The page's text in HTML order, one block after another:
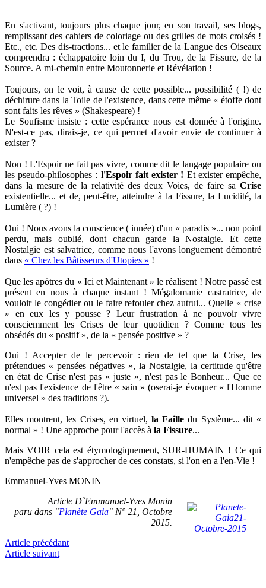
En s'activant, toujours plus chaque jour, en son travail, ses blogs,
remplissant des cahiers de coloriage ou des grilles de mots croisés !
Etc., etc. Des dis-tractions... et le familier de la Langue des Oiseaux
comprendra : échappatoire loin du I, du Trou, de la Fissure, de la
Source. A mi-chemin entre Moutonnerie et Révélation !
Toujours, on le voit, à cause de cette possible... possibilité ( !) de
déchirure dans la Toile de l'existence, dans cette même « étoffe dont
sont faits les rêves » (Shakespeare) !
Le Soufisme insiste : cette espérance nous est donnée à l'origine.
N'est-ce pas, dirais-je, ce qui permet d'avoir envie de continuer à
exister ?
Non ! L'Espoir ne fait pas vivre, comme dit le langage populaire ou
les pseudo-philosophes : l'Espoir fait exister ! Et exister empêche,
dans la mesure de la relativité des deux Voies, de faire sa Crise
existentielle... et de, peut-être, atteindre à la Fissure, la Lucidité, la
Lumière ( ?) !
Oui ! Nous avons la conscience ( innée) d'un « paradis »... non point
perdu, mais oublié, dont chacun garde la Nostalgie. Et cette
Nostalgie est salvatrice, comme nous l'avons longuement démontré
dans « Chez les Bâtisseurs d'Utopies » !
Que les apôtres du « Ici et Maintenant » le réalisent ! Notre passé est
présent en nous à chaque instant ! Mégalomanie castratrice, de
vouloir le congédier ou le faire refouler chez autrui... Quelle « crise
» en eux les y pousse ? Leur frustration à ne pouvoir vivre
consciemment les Crises de leur quotidien ? Comme tous les
obsédés du « positif », de la « pensée positive » ?
Oui ! Accepter de le percevoir : rien de tel que la Crise, les
prétendues « pensées négatives », la Nostalgie, la certitude qu'être
en état de Crise n'est pas « juste », n'est pas le Bonheur... Que ce
n'est pas l'existence de l'être « sain » (oserai-je évoquer « l'Homme
universel » des traditions ?).
Elles montrent, les Crises, en virtuel,la Faille du Système... dit «
normal » ! Une approche pour l'accès à la Fissure...
Mais VOIR cela est étymologiquement, SUR-HUMAIN ! Ce qui
n'empêche pas de s'approcher de ces constats, si l'on en a l'en-Vie !
Emmanuel-Yves MONIN
Article D`Emmanuel-Yves Monin
paru dans "Planète Gaia" N° 21, Octobre
2015.
Article précédant
Article suivant